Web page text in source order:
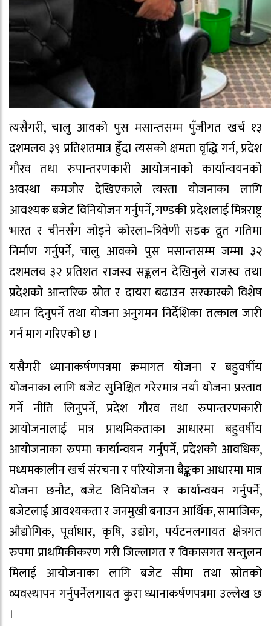
त्यसैगरी, चालु आवको पुस मसान्तसम्म पुँजीगत खर्च १३
दशमलव ३९ प्रतिशतमात्र हुँदा त्यसको क्षमता वृद्धि गर्न, प्रदेश
गौरव तथा रुपान्तरणकारी आयोजनाको कार्यान्वयनको
अवस्था कमजोर देखिएकाले त्यस्ता योजनाका लागि
आवश्यक बजेट विनियोजन गर्नुपर्ने, गण्डकी प्रदेशलाई मित्रराष्ट्र
भारत र चीनसँग जोड्ने कोरला–त्रिवेणी सडक द्रुत गतिमा
निर्माण गर्नुपर्ने, चालु आवको पुस मसान्तसम्म जम्मा ३२
दशमलव ३२ प्रतिशत राजस्व सङ्कलन देखिनुले राजस्व तथा
प्रदेशको आन्तरिक स्रोत र दायरा बढाउन सरकारको विशेष
ध्यान दिनुपर्ने तथा योजना अनुगमन निर्देशिका तत्काल जारी
गर्न माग गरिएको छ ।
यसैगरी ध्यानाकर्षणपत्रमा क्रमागत योजना र बहुवर्षीय
योजनाका लागि बजेट सुनिश्चित गरेरमात्र नयाँ योजना प्रस्ताव
गर्ने नीति लिनुपर्ने, प्रदेश गौरव तथा रुपान्तरणकारी
आयोजनालाई मात्र प्राथमिकताका आधारमा बहुवर्षीय
आयोजनाका रुपमा कार्यान्वयन गर्नुपर्ने, प्रदेशको आवधिक,
मध्यमकालीन खर्च संरचना र परियोजना बैङ्कका आधारमा मात्र
योजना छनौट, बजेट विनियोजन र कार्यान्वयन गर्नुपर्ने,
बजेटलाई आवश्यकता र जनमुखी बनाउन आर्थिक, सामाजिक,
औद्योगिक, पूर्वाधार, कृषि, उद्योग, पर्यटनलगायत क्षेत्रगत
रुपमा प्राथमिकीकरण गरी जिल्लागत र विकासगत सन्तुलन
मिलाई आयोजनाका लागि बजेट सीमा तथा स्रोतको
व्यवस्थापन गर्नुपर्नेलगायत कुरा ध्यानाकर्षणपत्रमा उल्लेख छ
।